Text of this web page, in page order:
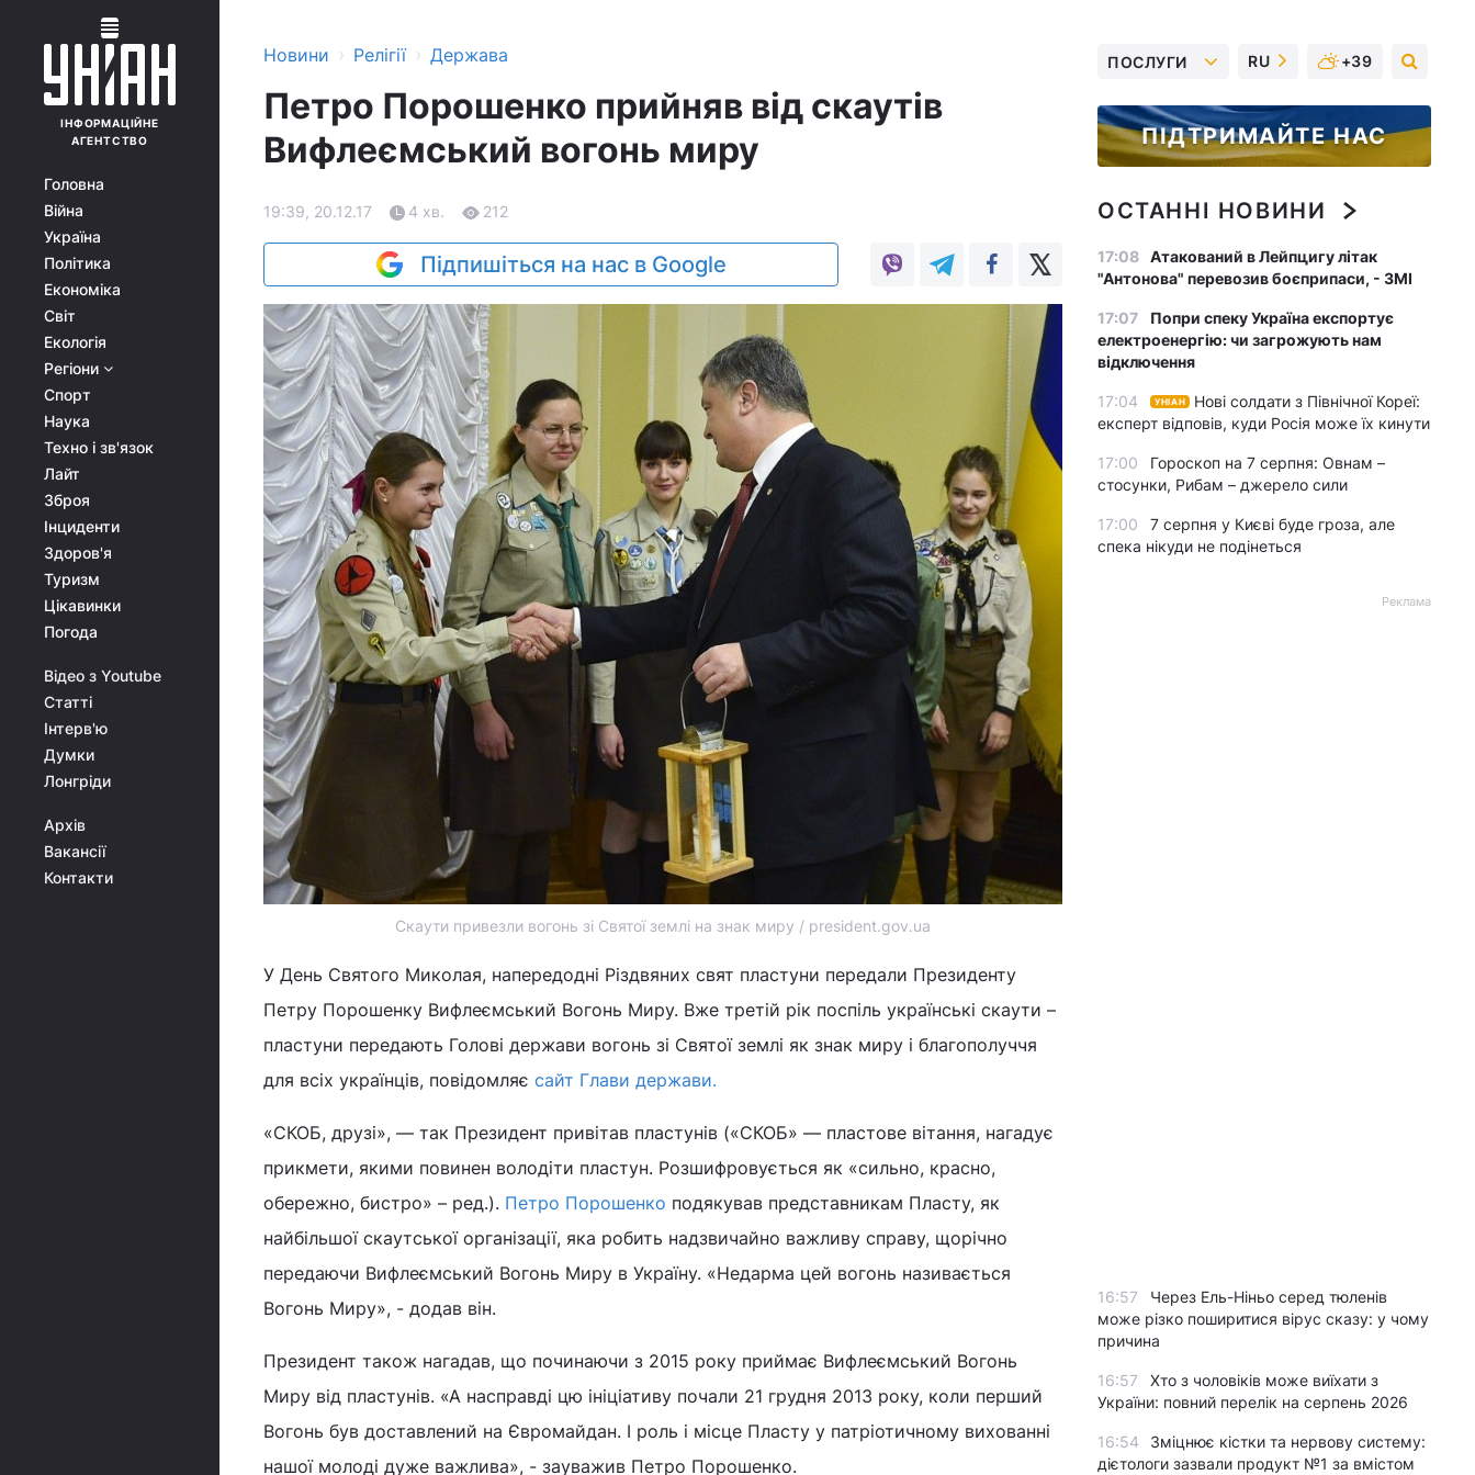
ІНФОРМАЦІЙНЕ
АГЕНТСТВО
Головна
Війна
Україна
Політика
Економіка
Світ
Екологія
Регіони
Спорт
Наука
Техно і зв'язок
Лайт
Зброя
Інциденти
Здоров'я
Туризм
Цікавинки
Погода
Відео з Youtube
Статті
Інтерв'ю
Думки
Лонгріди
Архів
Вакансії
Контакти
Новини › Релігії › Держава
Петро Порошенко прийняв від скаутів
Вифлеємський вогонь миру
19:39, 20.12.17 4 хв. 212
Підпишіться на нас в Google
Скаути привезли вогонь зі Святої землі на знак миру / president.gov.ua
У День Святого Миколая, напередодні Різдвяних свят пластуни передали Президенту
Петру Порошенку Вифлеємський Вогонь Миру. Вже третій рік поспіль українські скаути –
пластуни передають Голові держави вогонь зі Святої землі як знак миру і благополуччя
для всіх українців, повідомляє сайт Глави держави.
«СКОБ, друзі», — так Президент привітав пластунів («СКОБ» — пластове вітання, нагадує
прикмети, якими повинен володіти пластун. Розшифровується як «сильно, красно,
обережно, бистро» – ред.). Петро Порошенко подякував представникам Пласту, як
найбільшої скаутської організації, яка робить надзвичайно важливу справу, щорічно
передаючи Вифлеємський Вогонь Миру в Україну. «Недарма цей вогонь називається
Вогонь Миру», - додав він.
Президент також нагадав, що починаючи з 2015 року приймає Вифлеємський Вогонь
Миру від пластунів. «А насправді цю ініціативу почали 21 грудня 2013 року, коли перший
Вогонь був доставлений на Євромайдан. І роль і місце Пласту у патріотичному вихованні
нашої молоді дуже важлива», - зауважив Петро Порошенко.
ПОСЛУГИ RU +39
ПІДТРИМАЙТЕ НАС
ОСТАННІ НОВИНИ
17:08 Атакований в Лейпцигу літак
"Антонова" перевозив боєприпаси, - ЗМІ
17:07
Попри спеку Україна експортує
електроенергію: чи загрожують нам
відключення
17:04 УНІАН
Нові солдати з Північної Кореї:
експерт відповів, куди Росія може їх кинути
17:00
Гороскоп на 7 серпня: Овнам –
стосунки, Рибам – джерело сили
17:00
7 серпня у Києві буде гроза, але
спека нікуди не подінеться
Реклама
16:57
Через Ель-Ніньо серед тюленів
може різко поширитися вірус сказу: у чому
причина
16:57
Хто з чоловіків може виїхати з
України: повний перелік на серпень 2026
16:54
Зміцнює кістки та нервову систему:
дієтологи зазвали продукт №1 за вмістом